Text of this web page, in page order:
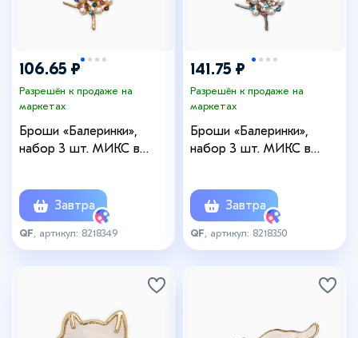
106.65 ₽
Разрешён к продаже на
маркетах
Броши «Балеринки»,
набор 3 шт. МИКС в
Завтра
QF , артикул: 8218349
141.75 ₽
Разрешён к продаже на
маркетах
Броши «Балеринки»,
набор 3 шт. МИКС в
Завтра
QF , артикул: 8218350